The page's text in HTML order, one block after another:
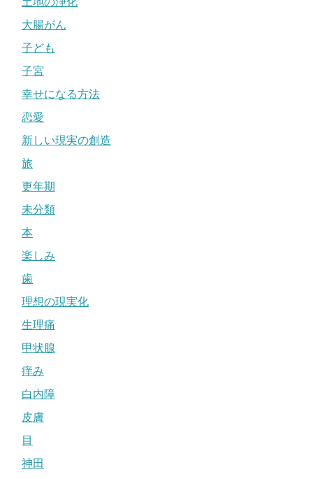
大腸がん
子ども
子宮
幸せになる方法
恋愛
新しい現実の創造
旅
更年期
未分類
本
楽しみ
歯
理想の現実化
生理痛
甲状腺
痒み
白内障
皮膚
目
神田